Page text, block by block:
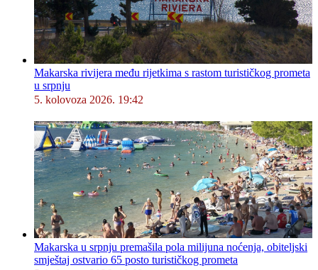
Makarska rivijera među rijetkima s rastom turističkog prometa
u srpnju
5. kolovoza 2026. 19:42
Makarska u srpnju premašila pola milijuna noćenja, obiteljski
smještaj ostvario 65 posto turističkog prometa